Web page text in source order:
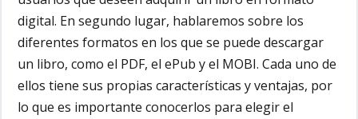
digital. Ensegundo lugar, hablaremos sobre los
diferentes formatos en los que se puede descargar
un libro, como el PDF, el ePub y el MOBI. Cada uno de
ellos tiene sus propias características y ventajas, por
lo que es importante conocerlos para elegir el